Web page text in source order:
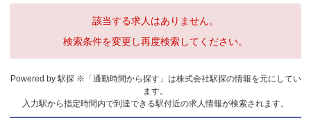
該当する求人はありません。
検索条件を変更し再度検索してください。
Powered by 駅探 ※「通勤時間から探す」は株式会社駅探の情報を元にしてい
ます。
入力駅から指定時間内で到達できる駅付近の求人情報が検索されます。